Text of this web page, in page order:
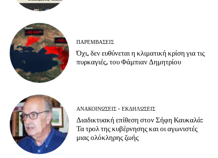
ΠΑΡΕΜΒΑΣΕΙΣ
Όχι, δεν ευθύνεται η κλιματική κρίση για τις
πυρκαγιές, του Φάμπιαν Δημητρίου
ΑΝΑΚΟΙΝΩΣΕΙΣ - ΕΚΔΗΛΩΣΕΙΣ
Διαδικτυακή επίθεση στον Σήφη Καυκαλά:
Τα τρολ της κυβέρνησης και οι αγωνιστές
μιας ολόκληρης ζωής